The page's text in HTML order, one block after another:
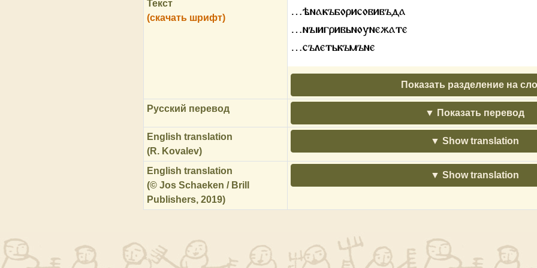
Текст
(скачать шрифт)
…ѣнакъборисовивъда
…нꙑигривьноунежате
…сълетькъмъне
Показать разделение на
Русский перевод Показать перевод
English translation
(R. Kovalev)
Show translation
English translation
(© Jos Schaeken / Brill
Publishers, 2019)
Show translation